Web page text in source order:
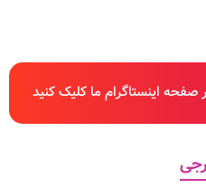
اینستاگرام ما کلیک کنید